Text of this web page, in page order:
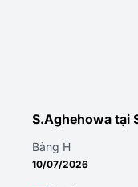
S.Aghehowa tại
Bảng H
10/07/2026